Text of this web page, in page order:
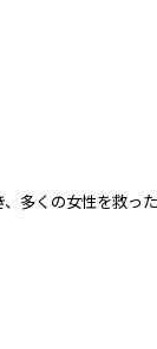
多くの女性を救っ